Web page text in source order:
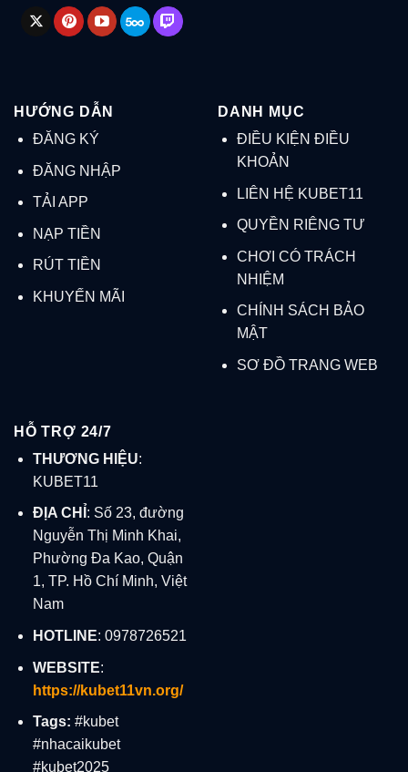
HƯỚNG DẪN
ĐĂNG KÝ
ĐĂNG NHẬP
TẢI APP
NẠP TIỀN
RÚT TIỀN
KHUYẾN MÃI
DANH MỤC
ĐIỀU KIỆN ĐIỀU
KHOẢN
LIÊN HỆ KUBET11
QUYỀN RIÊNG TƯ
CHƠI CÓ TRÁCH
NHIỆM
CHÍNH SÁCH BẢO
MẬT
SƠ ĐỒ TRANG WEB
HỖ TRỢ 24/7
THƯƠNG HIỆU:
KUBET11
ĐỊA CHỈ : Số 23, đường
Nguyễn Thị Minh Khai,
Phường Đa Kao, Quận
1, TP. Hồ Chí Minh, Việt
Nam
HOTLINE: 0978726521
WEBSITE:
https://kubet11vn.org/
Tags: #kubet
#nhacaikubet
#kubet2025